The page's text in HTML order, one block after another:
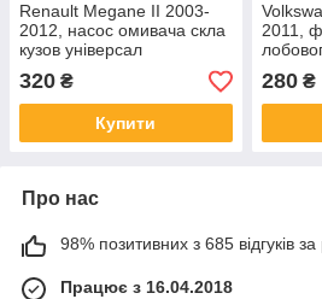
Renault Megane II 2003-
2012, насос омивача скла
кузов універсал
320 ₴
Купити
2011,
280₴
Про нас
98% позитивних з 685 відгуків за
Працює з 16.04.2018